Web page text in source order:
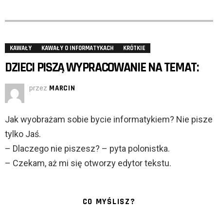
KAWAŁY KAWAŁY O INFORMATYKACH KRÓTKIE
DZIECI PISZĄ WYPRACOWANIE NA TEMAT:
przez MARCIN
Jak wyobrażam sobie bycie informatykiem? Nie pisze
tylko Jaś.
– Dlaczego nie piszesz? – pyta polonistka.
– Czekam, aż mi się otworzy edytor tekstu.
CO MYŚLISZ?